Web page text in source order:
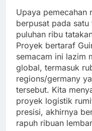
Upaya pemecahan
berpusat pada
puluhan ribu
Proyek bertaraf
semacam ini lazim
global, termasuk
regions/germany
tersebut. Kita
proyek logistik
presisi, akhirnya
rapuh ribuan